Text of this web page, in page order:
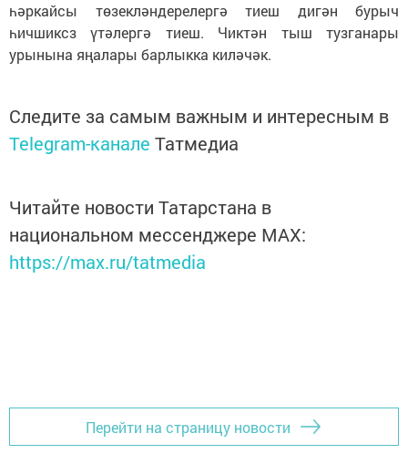
һәркайсы төзекләндерелергә тиеш дигән бурыч
һичшиксз үтәлергә тиеш. Чиктән тыш тузганары
урынына яңалары барлыкка киләчәк.
Следите за самым важным и интересным в
Telegram-канале Татмедиа
Читайте новости Татарстана в
национальном мессенджере MАХ:
https://max.ru/tatmedia
Перейти на страницу новости